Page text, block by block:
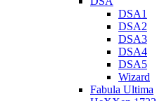
DSA1
DSA2
DSA3
DSA4
DSA5
Wizard
Fabula Ultima